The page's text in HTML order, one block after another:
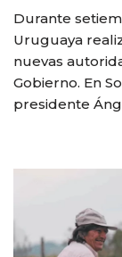
Durante
Uruguaya
nuevas
Gobierno. En
presidente